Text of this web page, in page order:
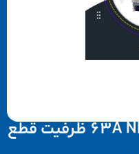
کلید اتوماتیک فیکس 63A NEW ظرفیت قطع